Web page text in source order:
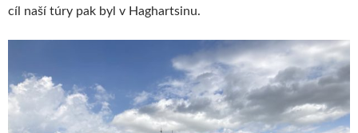
cíl naší túry pak byl v Haghartsinu.